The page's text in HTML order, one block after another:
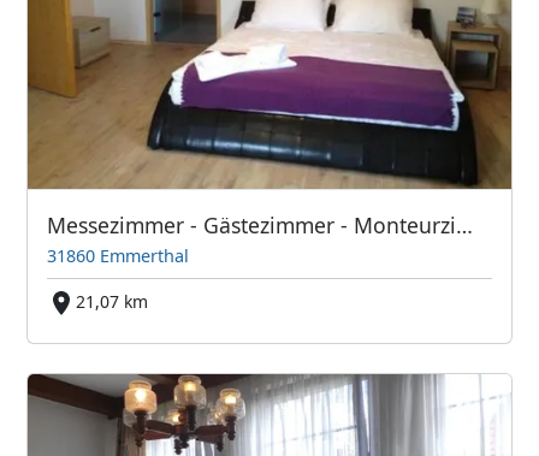
Messezimmer - Gästezimmer - Monteurzimmer -Ferienwohnung
31860 Emmerthal
21,07 km